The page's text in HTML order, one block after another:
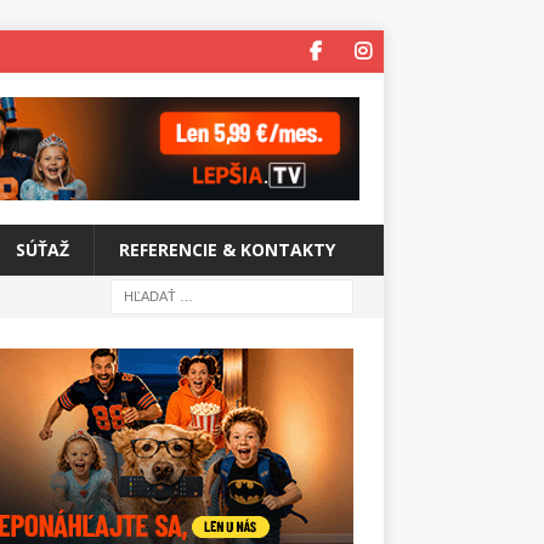
SÚŤAŽ REFERENCIE & KONTAKTY